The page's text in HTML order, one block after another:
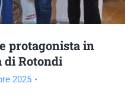
protagonista in
di Rotondi
2025